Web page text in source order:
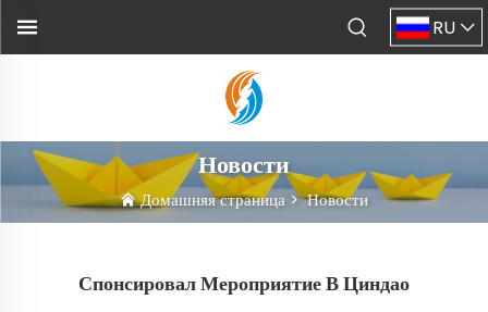
RU
Новости
Домашняя страница >Новости
Спонсировал Мероприятие В Циндао